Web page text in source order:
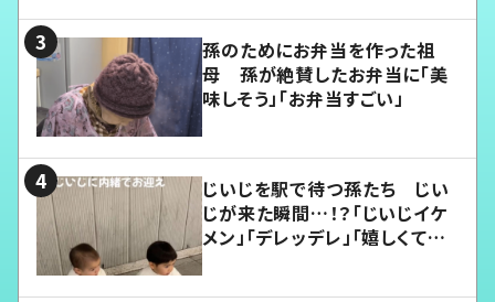
孫のためにお弁当を作った祖
母 孫が絶賛したお弁当に「美
味しそう」「お弁当すごい」
じいじを駅で待つ孫たち じい
じが来た瞬間…！？「じいじイケ
メン」「デレッデレ」「嬉しくて可